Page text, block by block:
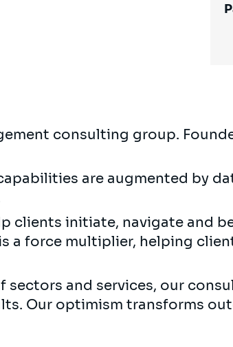
consulting group.
are augmented by
clients initiate, navigate and
a force multiplier, helping
sectors and services, our
Our optimism transforms